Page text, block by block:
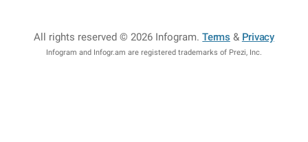
All rights reserved © 2026 Infogram.Terms & Privacy
Infogram and Infogr.am are registered trademarks of Prezi, Inc.